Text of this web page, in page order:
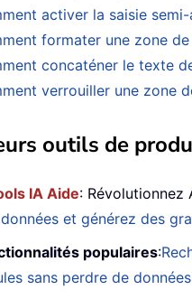
activer la saisie
formater une zone
concaténer le texte
verrouiller une zone
outils de
IA Aide: Révolutionnez
et générez des
populaires:
sans perdre de données